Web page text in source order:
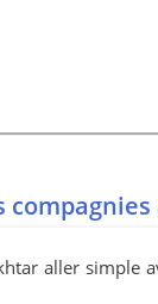
aller simple